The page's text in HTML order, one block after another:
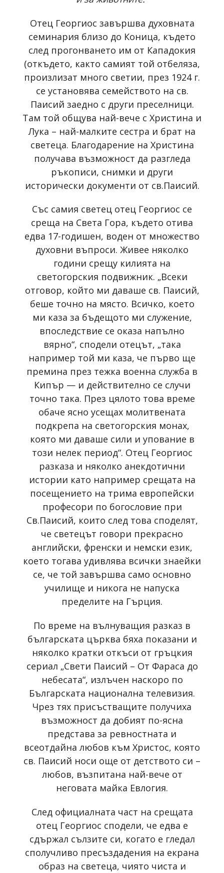
Отец Георгиос завършва духовната
семинария близо до Коница, където
след прогонването им от Кападокия
(откъдето, както самият той отбеляза,
произлизат много светии, през 1924 г.
се установява семейството на св.
Паисий заедно с други преселници.
Там той общува най-вече с Христина и
Лука – най-малките сестра и брат на
светеца. Благодарение на Христина
получава възможност да разгледа
ръкописи, снимки и други
исторически документи от св.Паисий.
Със самия светец отец Георгиос се
среща на Света Гора, където отива
едва 17-годишен, воден от множество
духовни въпроси. Живее няколко
години срещу килията на
светогорския подвижник. „Всеки
отговор, който ми даваше св. Паисий,
беше точно на място. Всичко, което
ми каза за бъдещото ми служение,
впоследствие се оказа напълно
вярно“, сподели отецът, „така
например той ми каза, че първо ще
премина през тежка военна служба в
Кипър — и действително се случи
точно така. През цялото това време
обаче ясно усещах молитвената
подкрепа на светогорския монах,
която ми даваше сили и упование в
този нелек период“. Отец Георгиос
разказа и няколко анекдотични
истории като например срещата на
посещението на трима европейски
професори по богословие при
Св.Паисий, които след това споделят,
че светецът говори прекрасно
английски, френски и немски език,
което тогава удивлява всички знаейки
се, че той завършва само основно
училище и никога не напуска
пределите на Гърция.
По време на вълнуващия разказ в
българската църква бяха показани и
няколко кратки откъси от гръцкия
сериал „Свети Паисий – От Фараса до
небесата“, излъчен наскоро по
Българската национална телевизия.
Чрез тях присъстващите получиха
възможност да добият по-ясна
представа за ревностната и
всеотдайна любов към Христос, която
св. Паисий носи още от детството си –
любов, възпитана най-вече от
неговата майка Евлогия.
След официалната част на срещата
отец Георгиос сподели, че едва е
сдържал сълзите си, когато е гледал
сполучливо пресъздадения на екрана
образ на светеца, чиято чиста и